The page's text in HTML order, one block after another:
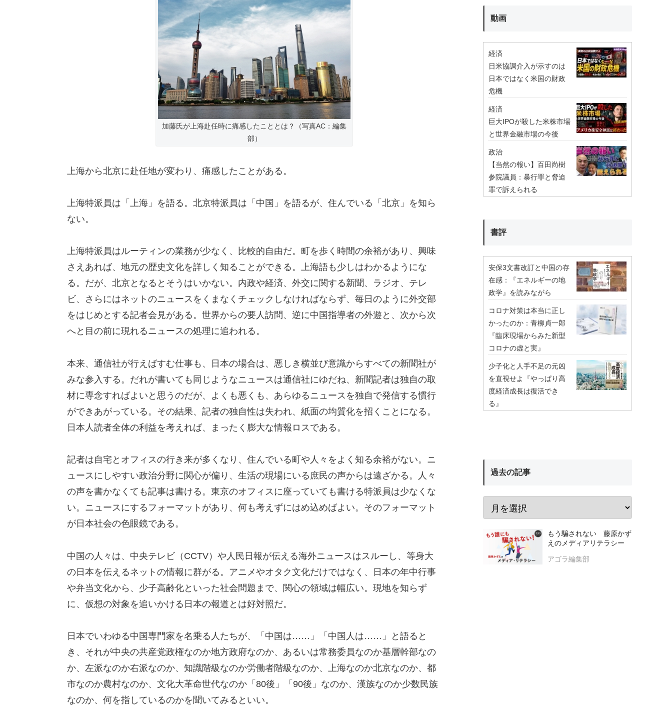
加藤氏が上海赴任時に痛感したこととは？（写真AC：編集
部）
上海から北京に赴任地が変わり、痛感したことがある。
上海特派員は「上海」を語る。北京特派員は「中国」を語るが、住んでいる「北京」を知ら
ない。
上海特派員はルーティンの業務が少なく、比較的自由だ。町を歩く時間の余裕があり、興味
さえあれば、地元の歴史文化を詳しく知ることができる。上海語も少しはわかるようにな
る。だが、北京となるとそうはいかない。内政や経済、外交に関する新聞、ラジオ、テレ
ビ、さらにはネットのニュースをくまなくチェックしなければならず、毎日のように外交部
をはじめとする記者会見がある。世界からの要人訪問、逆に中国指導者の外遊と、次から次
へと目の前に現れるニュースの処理に追われる。
本来、通信社が行えばすむ仕事も、日本の場合は、悪しき横並び意識からすべての新聞社が
みな参入する。だれが書いても同じようなニュースは通信社にゆだね、新聞記者は独自の取
材に専念すればよいと思うのだが、よくも悪くも、あらゆるニュースを独自で発信する慣行
ができあがっている。その結果、記者の独自性は失われ、紙面の均質化を招くことになる。
日本人読者全体の利益を考えれば、まったく膨大な情報ロスである。
記者は自宅とオフィスの行き来が多くなり、住んでいる町や人々をよく知る余裕がない。ニ
ュースにしやすい政治分野に関心が偏り、生活の現場にいる庶民の声からは遠ざかる。人々
の声を書かなくても記事は書ける。東京のオフィスに座っていても書ける特派員は少なくな
い。ニュースにするフォーマットがあり、何も考えずにはめ込めばよい。そのフォーマット
が日本社会の色眼鏡である。
中国の人々は、中央テレビ（CCTV）や人民日報が伝える海外ニュースはスルーし、等身大
の日本を伝えるネットの情報に群がる。アニメやオタク文化だけではなく、日本の年中行事
や弁当文化から、少子高齢化といった社会問題まで、関心の領域は幅広い。現地を知らず
に、仮想の対象を追いかける日本の報道とは好対照だ。
日本でいわゆる中国専門家を名乗る人たちが、「中国は……」「中国人は……」と語ると
き、それが中央の共産党政権なのか地方政府なのか、あるいは常務委員なのか基層幹部なの
か、左派なのか右派なのか、知識階級なのか労働者階級なのか、上海なのか北京なのか、都
市なのか農村なのか、文化大革命世代なのか「80後」「90後」なのか、漢族なのか少数民族
なのか、何を指しているのかを聞いてみるといい。
動画
経済
日米協調介入が示すのは
日本ではなく米国の財政
危機
経済
巨大IPOが殺した米株市場
と世界金融市場の今後
政治
【当然の報い】百田尚樹
参院議員：暴行罪と脅迫
罪で訴えられる
書評
安保3文書改訂と中国の存
在感：『エネルギーの地
政学』を読みながら
コロナ対策は本当に正し
かったのか：青柳貞一郎
『臨床現場からみた新型
コロナの虚と実』
少子化と人手不足の元凶
を直視せよ『やっぱり高
度経済成長は復活でき
る』
過去の記事
もう騙されない 藤原かず
えのメディアリテラシー
アゴラ編集部